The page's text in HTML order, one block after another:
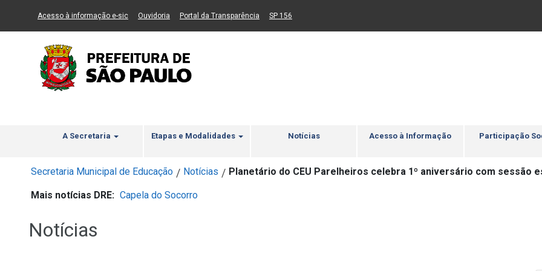
Ir ao Conteúdo Ir para menu principal 2 Ir para busca Ir para rodapé
Acesso à informação e-sic(Link para um novo sítio)
Ouvidoria (Link para um novo sítio)
Portal da Transparência (Link para um novo sítio)
SP 156
A Secretaria Etapas e Modalidades Notícias Acesso à Informação Participação
Secretaria Municipal de Educação / Notícias / Planetário do CEU Parelheiros celebra 1º aniversário com sessão
Mais notícias DRE: Capela do Socorro
Notícias